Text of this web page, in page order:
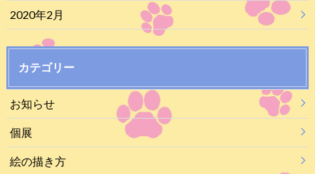
2020年2月
カテゴリー
お知らせ
個展
絵の描き方